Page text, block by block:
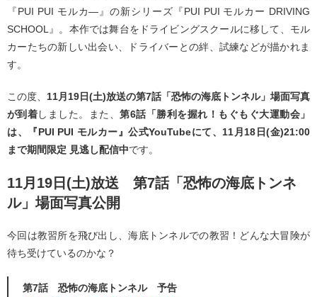
『PUI PUI モルカ―』の新シリーズ『PUI PUI モルカー DRIVING
SCHOOL』。本作では舞台をドライビングスクールに移して、モル
カーたちの新しい出会い、ドライバーとの絆、試練などが描かれま
す。
この度、 11月19日(土)放送の第7話「恐怖の海底トンネル」場面写真
が到着しました。また、第6話「勝利を握れ！もぐもぐ大運動会」
は、『PUI PUI モルカー』公式YouTubeにて、11月18日(金)21:00
まで期間限定 見逃し配信中です。
11月19日(土)放送 第7話「恐怖の海底トンネ
ル」場面写真公開
今回は教習所を飛び出し、海底トンネルでの教習！どんな大冒険が
待ち受けているのかな？
第7話 恐怖の海底トンネル 予告